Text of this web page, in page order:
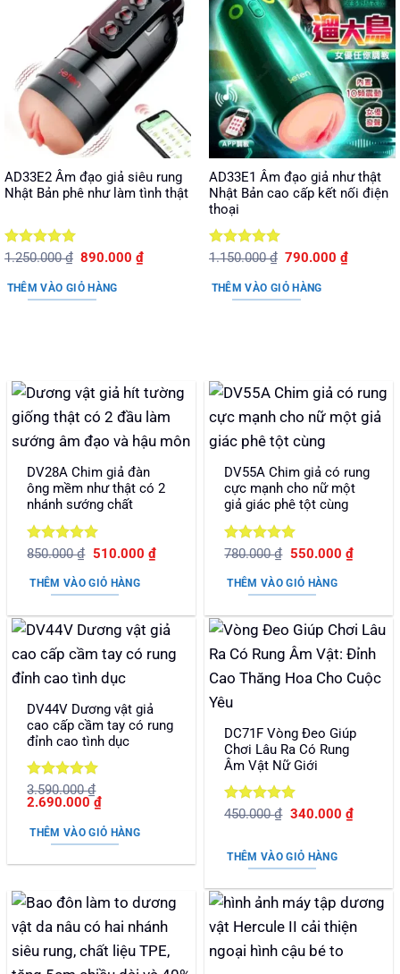
AD33E2 Âm đạo giả siêu rung
Nhật Bản phê như làm tình thật
Được xếp
sao
1.250.000₫ Giá
là:
1.250.000 ₫.
890.000₫Giá
THÊM VÀO GIỎ HÀNG
AD33E1 Âm đạo giả như thật
Nhật Bản cao cấp kết nối điện
thoại
Được xếp
sao
1.150.000₫ Giá
là:
1.150.000 ₫.
790.000₫Giá
THÊM VÀO GIỎ HÀNG
DV28A Chim giả đàn
ông mềm như thật có 2
nhánh sướng chất
Được xếp
sao
850.000₫ Giá
là:
850.000 ₫.
510.000 ₫Giá
hiện
THÊM VÀO GIỎ HÀNG
DV55A Chim giả có rung
cực mạnh cho nữ một
giả giác phê tột cùng
Được xếp
sao
780.000₫ Giá
là:
780.000 ₫.
550.000 ₫Giá
hiện
THÊM VÀO GIỎ HÀNG
DV44V Dương vật giả
cao cấp cầm tay có rung
đỉnh cao tình dục
Được xếp
hạng55
3.590.000₫
Giá
là:
3.590.000 ₫.
2.690.000₫Giá
tại
là:
THÊM VÀO GIỎ HÀNG
DC71F Vòng Đeo Giúp
Chơi Lâu Ra Có Rung
Âm Vật Nữ Giới
Được xếp
450.000₫ Giá
450.000 ₫.
340.000 ₫Giá
hiện
THÊM VÀO GIỎ HÀNG